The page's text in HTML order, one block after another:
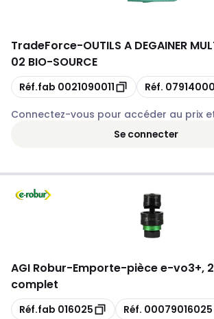
TradeForce-OUTILS A DEGAINER
02 BIO-SOURCE
Copie
Réf.fab 0021090011 Copie
Réf.
Connectez-vous pour accéder au prix
Se connecter
AGI Robur-Emporte-pièce e-vo3+,
complet
Copie
Réf.fab 016025 Copie
Réf. 00079016025